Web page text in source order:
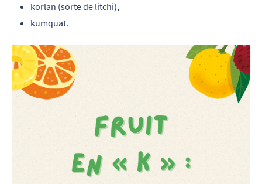
korlan (sorte de litchi),
kumquat.